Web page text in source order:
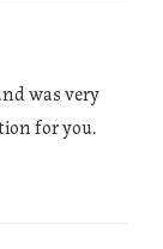
was very
for you.